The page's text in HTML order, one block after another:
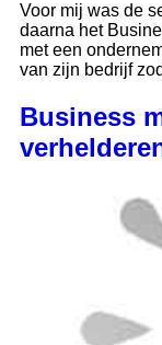
Voor mij was de
daarna het
met een
van zijn bedrijf
Business